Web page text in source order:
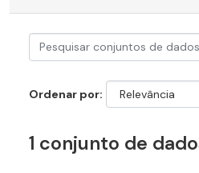
Ordenar por
1 conjunto de